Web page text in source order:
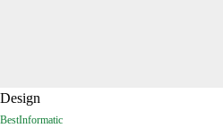
Design
BestInformatic